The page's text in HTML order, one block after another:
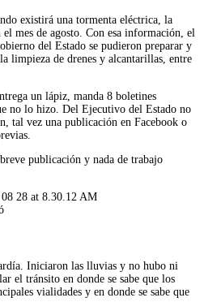
existirá una tormenta eléctrica, la
mes de agosto. Con esa información, el
del Estado se pudieron preparar y
limpieza de drenes y alcantarillas, entre
un lápiz, manda 8 boletines
no lo hizo. Del Ejecutivo del Estado no
tal vez una publicación en Facebook o
publicación y nada de trabajo
Iniciaron las lluvias y no hubo ni
el tránsito en donde se sabe que los
vialidades y en donde se sabe que